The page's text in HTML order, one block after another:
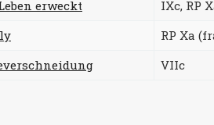
erweckt
IXc, RP
RP Xa
VIIc